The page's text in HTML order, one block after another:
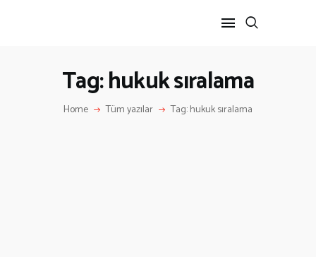
Tag: hukuk sıralama
Home Tüm yazılar Tag: hukuk sıralama
ANA SAYFA
HAKKIMIZDA